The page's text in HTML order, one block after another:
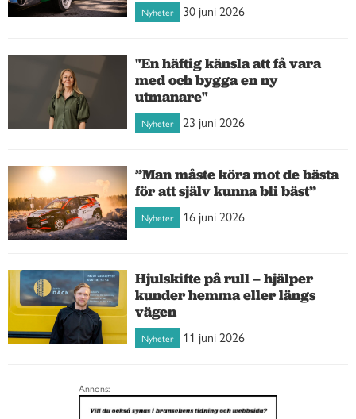
Nyheter 30 juni 2026
"En häftig känsla att få vara
med och bygga en ny
utmanare"
Nyheter 23 juni 2026
”Man måste köra mot de bästa
för att själv kunna bli bäst”
Nyheter 16 juni 2026
Hjulskifte på rull – hjälper
kunder hemma eller längs
vägen
Nyheter 11 juni 2026
Annons: